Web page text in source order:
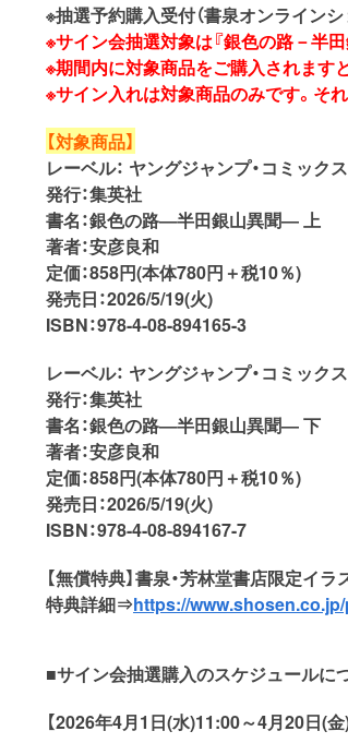
※抽選予約購入受付（書泉オンラインシ
※サイン会抽選対象は『銀色の路－半
※期間内に対象商品をご購入されます
※サイン入れは対象商品のみです。そ
【対象商品】
レーベル： ヤングジャンプ・コミックス
発行：集英社
書名：銀色の路―半田銀山異聞― 上
著者：安彦良和
定価：858円(本体780円＋税10％)
発売日：2026/5/19(火)
ISBN：978-4-08-894165-3
レーベル： ヤングジャンプ・コミックス
発行：集英社
書名：銀色の路―半田銀山異聞― 下
著者：安彦良和
定価：858円(本体780円＋税10％)
発売日：2026/5/19(火)
ISBN：978-4-08-894167-7
【無償特典】書泉・芳林堂書店限定イ
特典詳細⇒https://
■サイン会抽選購入のスケジュールに
【2026年4月1日(水)11:00～4月20日(金